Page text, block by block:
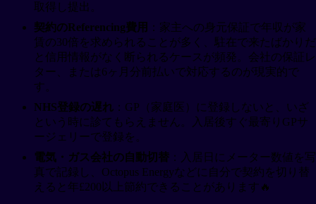
取得し提出。
契約のReferencing費用 ：家主への身元保証で年収が家
賃の30倍を求められることが多く、駐在で来たばかりだ
と信用情報がなく断られるケースが頻発。会社の保証レ
ター、または6ヶ月分前払いで対応するのが現実的で
す。
NHS登録の遅れ ：GP（家庭医）に登録しないと、いざ
という時に診てもらえません。入居後すぐ最寄りGPサ
ージェリーで登録を。
電気・ガス会社の自動切替 ：入居日にメーター数値を写
真で記録し、Octopus Energyなどに自分で契約を切り替
えると年£200以上節約できることがあります🔥